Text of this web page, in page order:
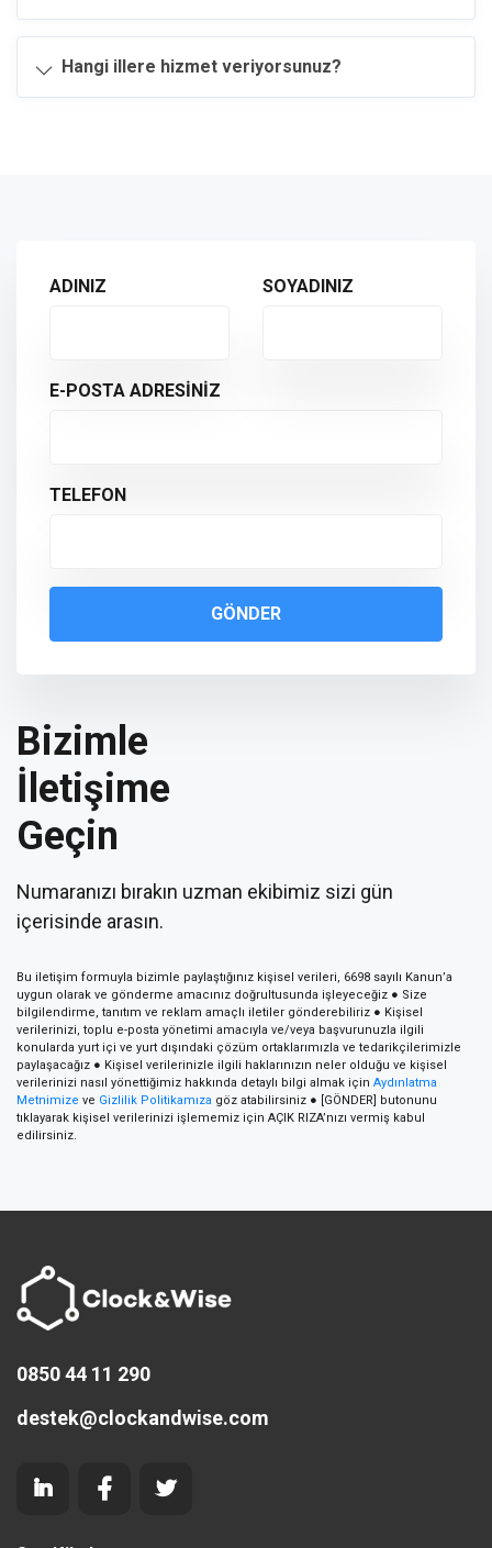
Hangi illere hizmet veriyorsunuz?
ADINIZ SOYADINIZ
E-POSTA ADRESİNİZ
TELEFON
GÖNDER
Bizimle
İletişime
Geçin
Numaranızı bırakın uzman ekibimiz sizi gün
içerisinde arasın.
Bu iletişim formuyla bizimle paylaştığınız kişisel verileri, 6698 sayılı Kanun’a
uygun olarak ve gönderme amacınız doğrultusunda işleyeceğiz ● Size
bilgilendirme, tanıtım ve reklam amaçlı iletiler gönderebiliriz ● Kişisel
verilerinizi, toplu e-posta yönetimi amacıyla ve/veya başvurunuzla ilgili
konularda yurt içi ve yurt dışındaki çözüm ortaklarımızla ve tedarikçilerimizle
paylaşacağız ● Kişisel verilerinizle ilgili haklarınızın neler olduğu ve kişisel
verilerinizi nasıl yönettiğimiz hakkında detaylı bilgi almak için Aydınlatma
Metnimize ve Gizlilik Politikamıza göz atabilirsiniz ● [GÖNDER] butonunu
tıklayarak kişisel verilerinizi işlememiz için AÇIK RIZA’nızı vermiş kabul
edilirsiniz.
0850 44 11 290
destek@clockandwise.com